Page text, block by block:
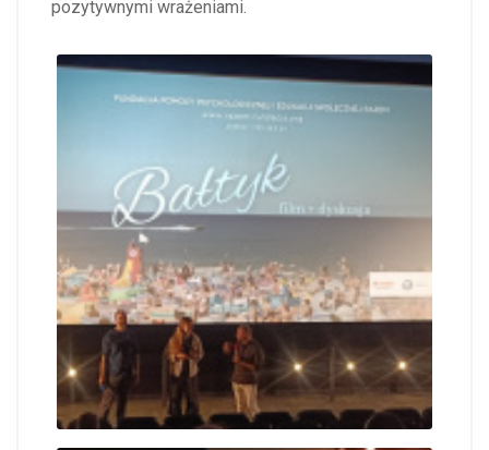
pozytywnymi wrażeniami.